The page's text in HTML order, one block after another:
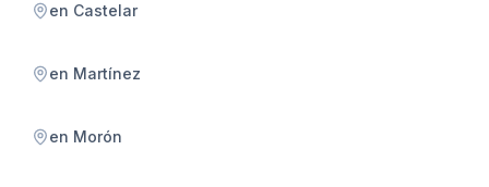
en Castelar
en Martínez
en Morón